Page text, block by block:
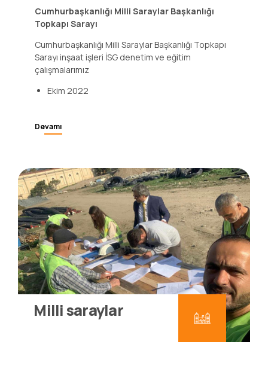
Cumhurbaşkanlığı Milli Saraylar Başkanlığı
Topkapı Sarayı
Cumhurbaşkanlığı Milli Saraylar Başkanlığı Topkapı
Sarayı inşaat işleri İSG denetim ve eğitim
çalışmalarımız
Ekim 2022
Devamı
Milli saraylar